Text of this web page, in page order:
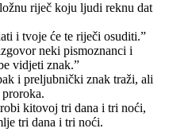
riječ koju ljudi reknu dat
i tvoje će te riječi osuditi.”
neki pismoznanci i
vidjeti znak.”
i preljubnički znak traži, ali
kitovoj tri dana i tri noći,
tri dana i tri noći.